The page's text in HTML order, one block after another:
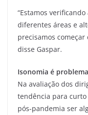
“Estamos
diferentes áreas e
precisamos
disse Gaspar.
Isonomia é
Na avaliação dos
tendência para
pós-pandemia ser